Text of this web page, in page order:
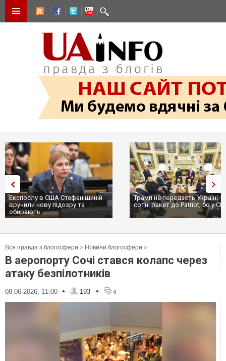
Експослу в США Стефанішиній
вручили нову підозру та
обирають...
Трамп не передасть Україні
сотні ракет до Patriot, бо у
...
Вся правда з блогосфери » Новини блогосфери »
В аеропорту Сочі стався колапс через
атаку безпілотників
08.06.2026, 11:00 • 193 • 0